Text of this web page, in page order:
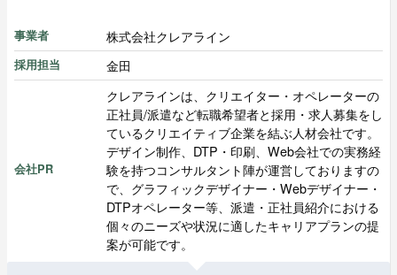
事業者 株式会社クレアライン
採用担当 金田
会社PR
クレアラインは、クリエイター・オペレーターの
正社員/派遣など転職希望者と採用・求人募集をし
ているクリエイティブ企業を結ぶ人材会社です。
デザイン制作、DTP・印刷、Web会社での実務経
験を持つコンサルタント陣が運営しておりますの
で、グラフィックデザイナー・Webデザイナー・
DTPオペレーター等、派遣・正社員紹介における
個々のニーズや状況に適したキャリアプランの提
案が可能です。